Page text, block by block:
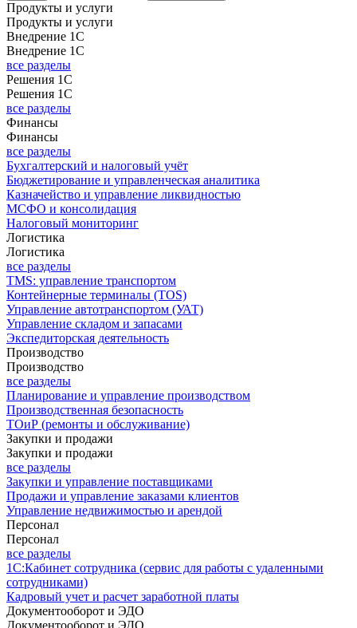
Продукты и услуги
Продукты и услуги
Внедрение 1С
Внедрение 1С
все разделы
Решения 1С
Решения 1С
все разделы
Финансы
Финансы
все разделы
Бухгалтерский и налоговый учёт
Бюджетирование и управленческая аналитика
Казначейство и управление ликвидностью
МСФО и консолидация
Налоговый мониторинг
Логистика
Логистика
все разделы
TMS: управление транспортом
Контейнерные терминалы (TOS)
Управление автотранспортом (УАТ)
Управление складом и запасами
Экспедиторская деятельность
Производство
Производство
все разделы
Планирование и управление производством
Производственная безопасность
ТОиР (ремонты и обслуживание)
Закупки и продажи
Закупки и продажи
все разделы
Закупки и управление поставщиками
Продажи и управление заказами клиентов
Управление недвижимостью и арендой
Персонал
Персонал
все разделы
1С:Кабинет сотрудника (сервис для работы с удаленными
сотрудниками)
Кадровый учет и расчет заработной платы
Документооборот и ЭДО
Документооборот и ЭДО